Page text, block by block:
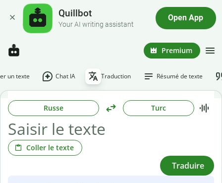
Quillbot
Your AI writing assistant
Open App
Premium
un texte Chat IA Traduction Résumé de texte
Russe Turc
Coller le texte
Traduire